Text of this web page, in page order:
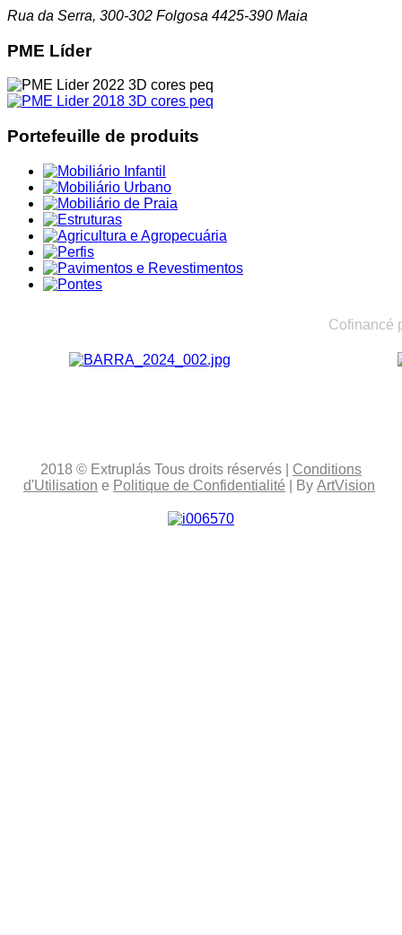
Rua da Serra, 300-302 Folgosa 4425-390 Maia
PME Líder
Portefeuille de produits
Cofinancé
2018 © Extruplás Tous droits réservés
Conditions
d'Utilisation e Politique de Confidentialité | By ArtVision